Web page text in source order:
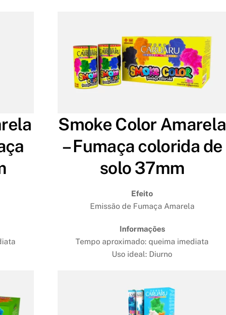
Smoke Color Amarela
– Fumaça colorida de
solo 37mm
Efeito
Emissão de Fumaça Amarela
Informações
Tempo aproximado: queima imediata
Uso ideal: Diurno